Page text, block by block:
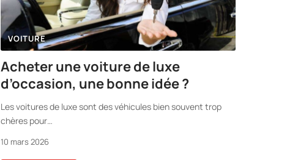
VOITURE
Acheter une voiture de luxe
d’occasion, une bonne idée ?
Les voitures de luxe sont des véhicules bien souvent trop
chères pour…
10 mars 2026